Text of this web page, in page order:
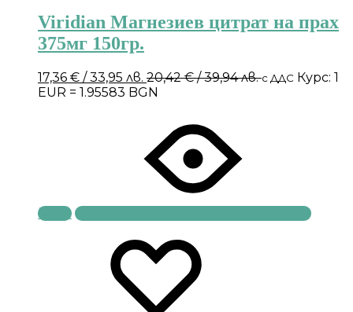
Viridian Магнезиев цитрат на прах
375мг 150гр.
17,36 € / 33,95 лв. 20,42€/ 39,94 лв.с ДДС Курс: 1
EUR = 1.95583 BGN
Купи